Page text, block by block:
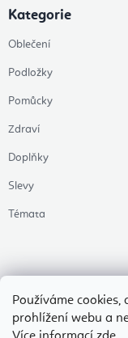
Používáme
prohlížení webu a
Kategorie
Oblečení
Podložky
Pomůcky
Zdraví
Doplňky
Slevy
Témata